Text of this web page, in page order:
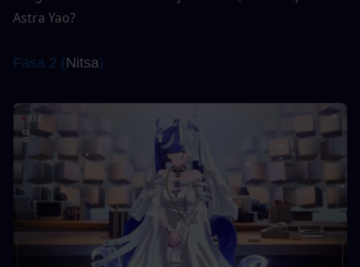
Astra Yao?
Fasa 2 (Nitsa)